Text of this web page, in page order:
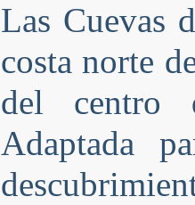
Las Cuevas
costa norte
del centro
Adaptada